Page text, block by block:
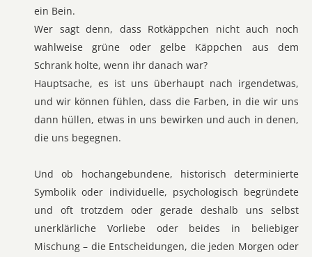
ein Bein.
Wer sagt denn, dass Rotkäppchen nicht auch noch
wahlweise grüne oder gelbe Käppchen aus dem
Schrank holte, wenn ihr danach war?
Hauptsache, es ist uns überhaupt nach irgendetwas,
und wir können fühlen, dass die Farben, in die wir uns
dann hüllen, etwas in uns bewirken und auch in denen,
die uns begegnen.
Und ob hochangebundene, historisch determinierte
Symbolik oder individuelle, psychologisch begründete
und oft trotzdem oder gerade deshalb uns selbst
unerklärliche Vorliebe oder beides in beliebiger
Mischung – die Entscheidungen, die jeden Morgen oder